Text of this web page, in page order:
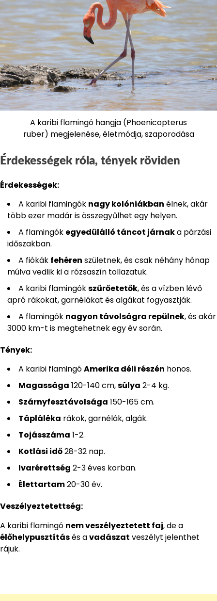
A karibi flamingó hangja (Phoenicopterus
ruber) megjelenése, életmódja, szaporodása
Érdekességek róla, tények röviden
Érdekességek:
A karibi flamingók nagy kolóniákban élnek, akár
több ezer madár is összegyűlhet egy helyen.
A flamingók egyedülálló táncot járnaka párzási
időszakban.
A fiókák fehéren születnek, és csak néhány hónap
múlva vedlik ki a rózsaszín tollazatuk.
A karibi flamingókszűrőetetők, és a vízben lévő
apró rákokat, garnélákat és algákat fogyasztják.
A flamingók nagyon távolságra repülnek, és akár
3000 km-t is megtehetnek egy év során.
Tények:
A karibi flamingóAmerika déli részén honos.
Magassága 120-140 cm,súlya 2-4 kg.
Szárnyfesztávolsága 150-165 cm.
Tápláléka rákok, garnélák, algák.
Tojásszáma 1-2.
Kotlási idő28-32 nap.
Ivarérettség 2-3 éves korban.
Élettartam20-30 év.
Veszélyeztetettség:
A karibi flamingó nem veszélyeztetett faj, de a
élőhelypusztításés avadászat veszélyt jelenthet
rájuk.